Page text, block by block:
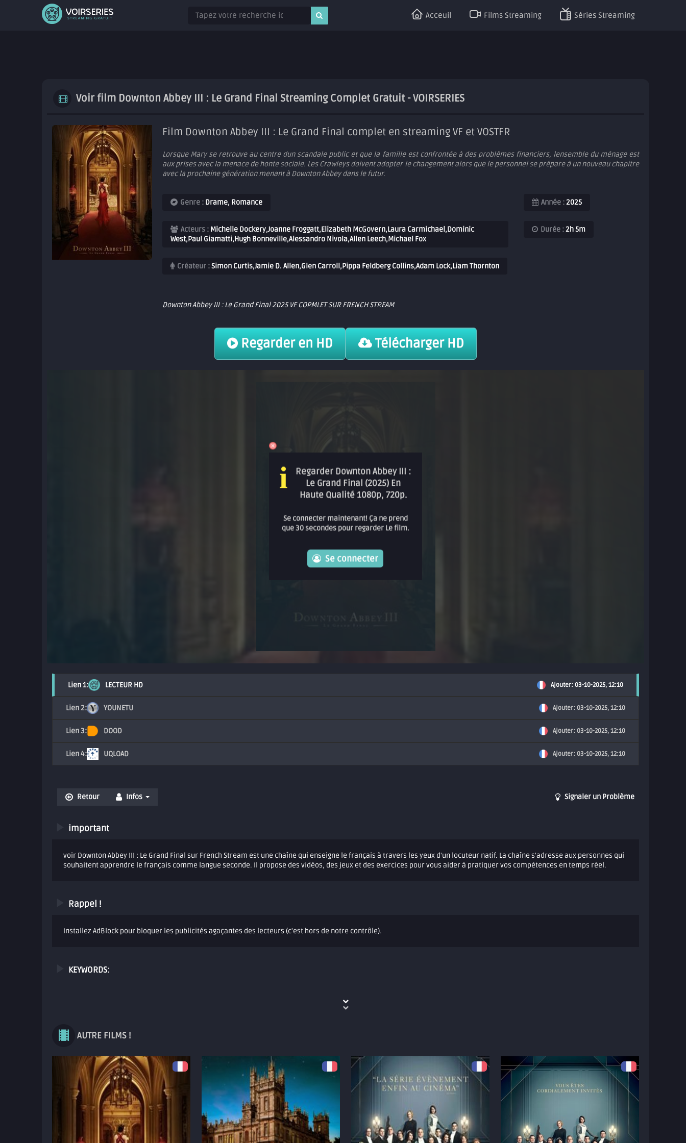
Acceuil Films Streaming Séries Streaming
Voir film Downton Abbey III : Le Grand Final Streaming Complet Gratuit - VOIRSERIES
Film Downton Abbey III : Le Grand Final complet en streaming VF et VOSTFR
Lorsque Mary se retrouve au centre dun scandale public et que la famille est confrontée à des problèmes financiers, lensemble du ménage est
aux prises avec la menace de honte sociale. Les Crawleys doivent adopter le changement alors que le personnel se prépare à un nouveau chapitre
avec la prochaine génération menant à Downton Abbey dans le futur.
Genre : Drame, Romance
Acteurs : Michelle Dockery,Joanne Froggatt,Elizabeth McGovern,Laura Carmichael,Dominic
West,Paul Giamatti,Hugh Bonneville,Alessandro Nivola,Allen Leech,Michael Fox
Créateur :Simon Curtis,Jamie D. Allen,Glen Carroll,Pippa Feldberg Collins,Adam Lock,Liam Thornton
Année :2025
Durée :2h 5m
Downton Abbey III : Le Grand Final 2025 VF COPMLET SUR FRENCH STREAM
Regarder en HD Télécharger HD
i
Regarder Downton Abbey III :
Le Grand Final (2025) En
Haute Qualité 1080p, 720p.
Se connecter maintenant! Ça ne prend
que 30 secondes pour regarder Le film.
Se connecter
LECTEUR HD Ajouter: 03-10-2025, 12:10
YOUNETU Ajouter: 03-10-2025, 12:10
DOOD Ajouter: 03-10-2025, 12:10
UQLOAD Ajouter: 03-10-2025, 12:10
Retour Infos Signaler un Problème
important
voir Downton Abbey III : Le Grand Final sur French Stream est une chaîne qui enseigne le français à travers les yeux d'un locuteur natif. La chaîne s'adresse aux personnes qui
souhaitent apprendre le français comme langue seconde. Il propose des vidéos, des jeux et des exercices pour vous aider à pratiquer vos compétences en temps réel.
Rappel !
Installez AdBlock pour bloquer les publicités agaçantes des lecteurs (c'est hors de notre contrôle).
KEYWORDS:
AUTRE FILMS !